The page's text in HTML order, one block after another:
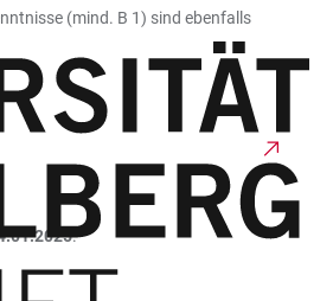
(mind. B 1) sind ebenfalls
.